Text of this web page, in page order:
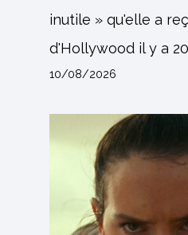
inutile » qu'elle a
d'Hollywood il y a
10/08/2026